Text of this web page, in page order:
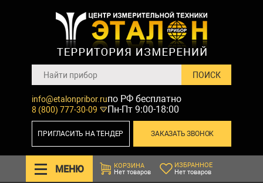
info@etalonpribor.ru
8 (800) 777-30-09
по РФ бесплатно
Пн-Пт 9:00-18:00
ЗАКАЗАТЬ ЗВОНОК
ПРИГЛАСИТЬ НА ТЕНДЕР
МЕНЮ
КОРЗИНА
Нет товаров
ИЗБРАННОЕ
Нет товаров